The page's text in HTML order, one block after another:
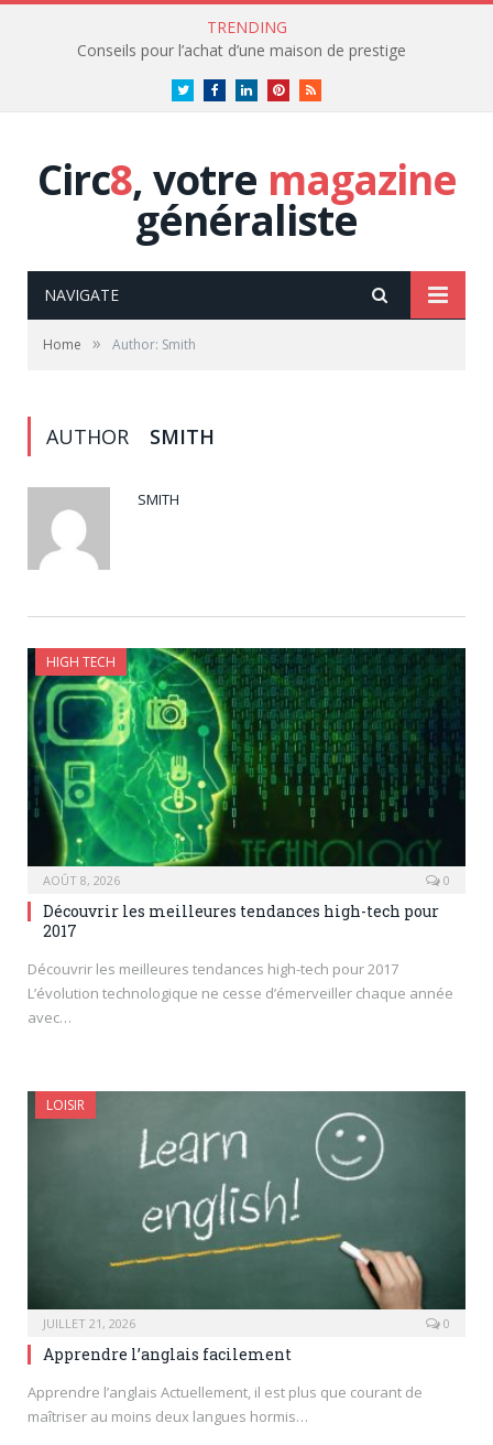
TRENDING
Conseils pour l’achat d’une maison de prestige
TwitterFacebookLinkedInPinterestRSS
Circ8, votre magazine
généraliste
NAVIGATE
Home » Author: Smith
AUTHOR SMITH
SMITH
HIGH TECH
AOÛT 8, 2026 0
Découvrir les meilleures tendances high-tech pour
2017
Découvrir les meilleures tendances high-tech pour 2017
L’évolution technologique ne cesse d’émerveiller chaque année
avec…
LOISIR
JUILLET 21, 2026 0
Apprendre l’anglais facilement
Apprendre l’anglais Actuellement, il est plus que courant de
maîtriser au moins deux langues hormis…